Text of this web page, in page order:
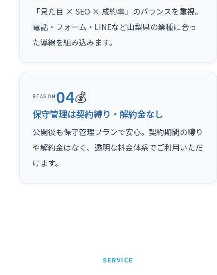
「見た目 × SEO × 成約率」のバランスを重視。
電話・フォーム・LINEなど山梨県の業種に合っ
た導線を組み込みます。
REASON 04💰
保守管理は契約縛り・解約金なし
公開後も保守管理プランで安心。契約期間の縛り
や解約金はなく、透明な料金体系でご利用いただ
けます。
SERVICE